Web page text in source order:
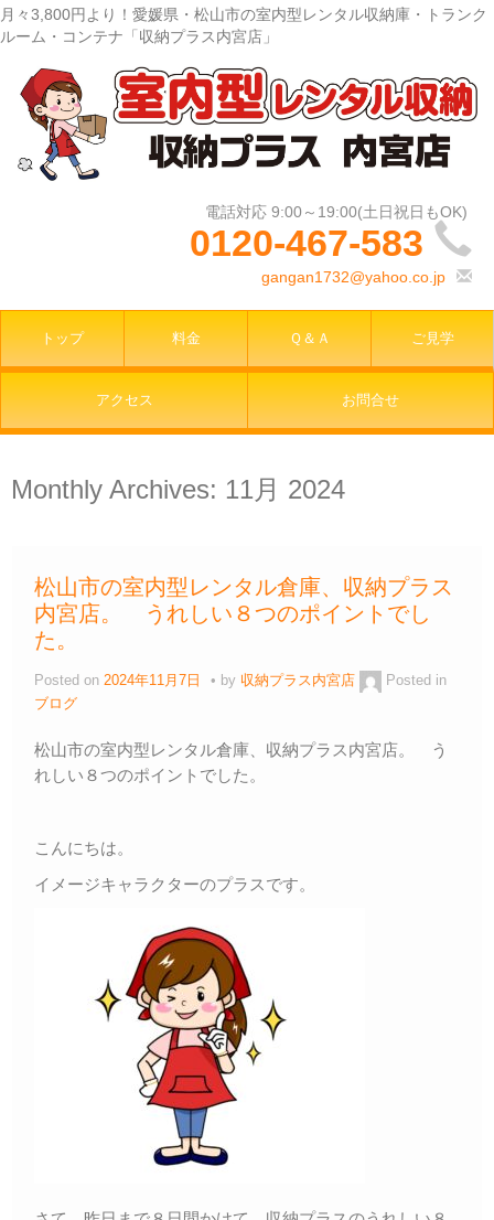
月々3,800円より！愛媛県・松山市の室内型レンタル収納庫・トランク
ルーム・コンテナ「収納プラス内宮店」
0120-467-583
gangan1732@yahoo.co.jp
トップ 料金 Ｑ＆Ａ ご見学
アクセス お問合せ
Monthly Archives: 11月 2024
松山市の室内型レンタル倉庫、収納プラス
内宮店。 うれしい８つのポイントでし
た。
Posted on 2024年11月7日 by 収納プラス内宮店
Posted in
ブログ
松山市の室内型レンタル倉庫、収納プラス内宮店。 う
れしい８つのポイントでした。
こんにちは。
イメージキャラクターのプラスです。